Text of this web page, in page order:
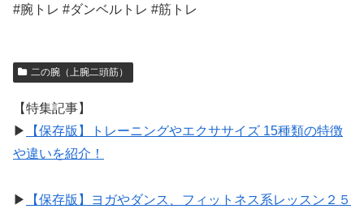
#腕トレ #ダンベルトレ #筋トレ
二の腕（上腕二頭筋）
【特集記事】
▶︎
【保存版】トレーニングやエクササイズ 15種類の特徴
や違いを紹介！
▶︎ 【保存版】ヨガやダンス、フィットネス系レッスン２５